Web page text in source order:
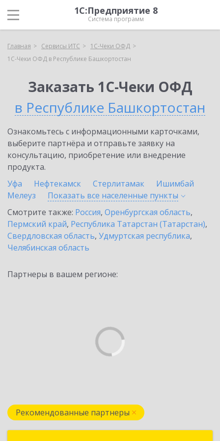
1С:Предприятие 8
Система программ
Главная Сервисы ИТС
1С-Чеки ОФД
1С-Чеки ОФД в Республике Башкортостан
Заказать 1С-Чеки ОФД
в Республике Башкортостан
Ознакомьтесь с информационными карточками,
выберите партнёра и отправьте заявку на
консультацию, приобретение или внедрение
продукта.
Уфа
Нефтекамск Стерлитамак
Ишимбай
Мелеуз
Показать все населенные пункты
Смотрите также: Россия, Оренбургская область,
Пермский край, Республика Татарстан (Татарстан),
Свердловская область, Удмуртская республика,
Челябинская область
Партнеры в вашем регионе:
Рекомендованные партнеры